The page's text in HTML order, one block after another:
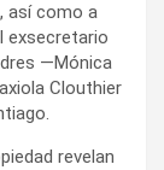
así como a
exsecretario
—Mónica
Clouthier
revelan